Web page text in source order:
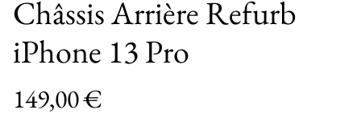
Châssis Arrière Refurb
iPhone 13 Pro
149,00 €